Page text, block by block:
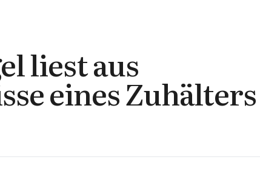
liest aus
eines Zuhälters